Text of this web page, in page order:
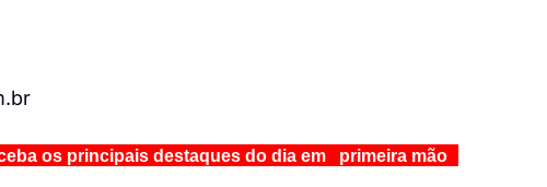
os principais destaques do dia em primeira mão